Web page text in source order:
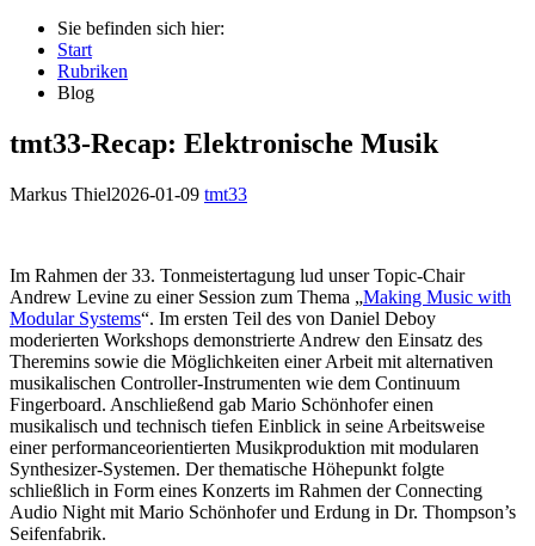
Sie befinden sich hier:
Start
Rubriken
Blog
tmt33-Recap: Elektronische Musik
Markus Thiel2026-01-09 tmt33
Im Rahmen der 33. Tonmeistertagung lud unser Topic-Chair
Andrew Levine zu einer Session zum Thema „Making Music with
Modular Systems“. Im ersten Teil des von Daniel Deboy
moderierten Workshops demonstrierte Andrew den Einsatz des
Theremins sowie die Möglichkeiten einer Arbeit mit alternativen
musikalischen Controller-Instrumenten wie dem Continuum
Fingerboard. Anschließend gab Mario Schönhofer einen
musikalisch und technisch tiefen Einblick in seine Arbeitsweise
einer performanceorientierten Musikproduktion mit modularen
Synthesizer-Systemen. Der thematische Höhepunkt folgte
schließlich in Form eines Konzerts im Rahmen der Connecting
Audio Night mit Mario Schönhofer und Erdung in Dr. Thompson’s
Seifenfabrik.